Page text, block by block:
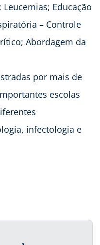
Educação
– Controle
Abordagem da
por mais de
escolas
infectologia e